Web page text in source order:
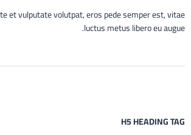
et vulputate volutpat, eros pede semper est, vitae
luctus metus libero eu augue.
H5 HEADING TAG